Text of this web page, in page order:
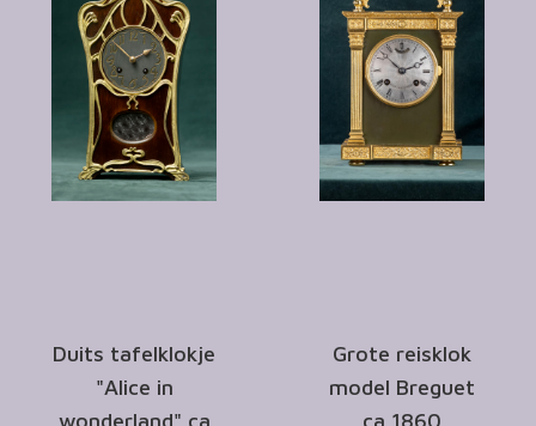
Duits tafelklokje
"Alice in
wonderland" ca
Grote reisklok
model Breguet
ca 1860